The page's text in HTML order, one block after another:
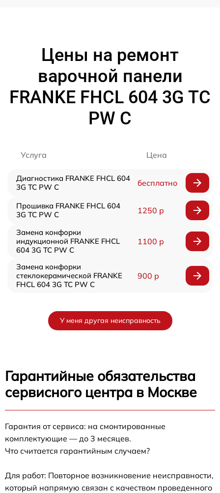
Цены на ремонт
варочной панели
FRANKE FHCL 604 3G TC
PW C
Услуга Цена
Диагностика FRANKE FHCL 604
3G TC PW C
бесплатно
Прошивка FRANKE FHCL 604
3G TC PW C
1250 р
Замена конфорки
индукционной FRANKE FHCL
604 3G TC PW C
1100 р
Замена конфорки
стеклокерамической FRANKE
FHCL 604 3G TC PW C
900 р
У меня другая неисправность
Гарантийные обязательства
сервисного центра в Москве
Гарантия от сервиса: на смонтированные
комплектующие — до 3 месяцев.
Что считается гарантийным случаем?
Для работ: Повторное возникновение неисправности,
который напрямую связан с качеством проведенного